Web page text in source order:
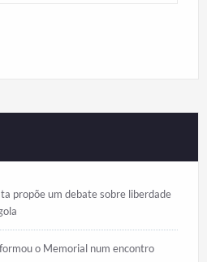
propõe um debate sobre liberdade
o Memorial num encontro